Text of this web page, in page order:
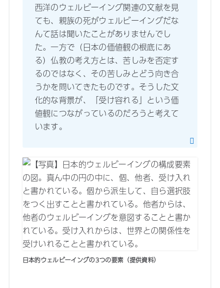
西洋のウェルビーイング関連の文献を見
ても、親族の死がウェルビーイングだな
んて話は聞いたことがありませんでし
た。一方で（日本の価値観の根底にあ
る）仏教の考え方とは、苦しみを否定す
るのではなく、その苦しみとどう向き合
うかを問いてきたものです。そうした文
化的な背景が、「受け容れる」という価
値観につながっているのだろうと考えて
います。
日本的ウェルビーイングの3つの要素（提供資料）